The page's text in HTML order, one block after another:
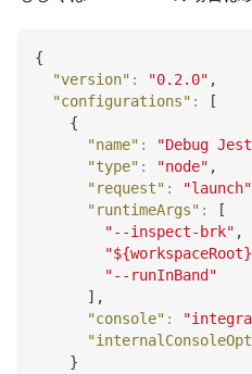
{
"version" : "0.2.0" ,
"configurations" :
[
{
"name" : "Debug
"type" : "node" ,
"request" : "launch"
"runtimeArgs" :
[
"--inspect-brk" ,
"--runInBand"
] ,
"console" :
}